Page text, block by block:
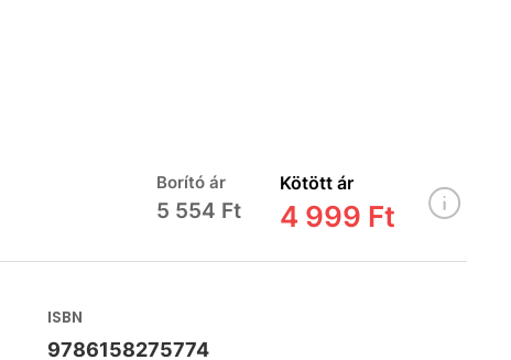
Borító ár
5 554 Ft
Kötött ár
4 999 Ft
ISBN
9786158275774